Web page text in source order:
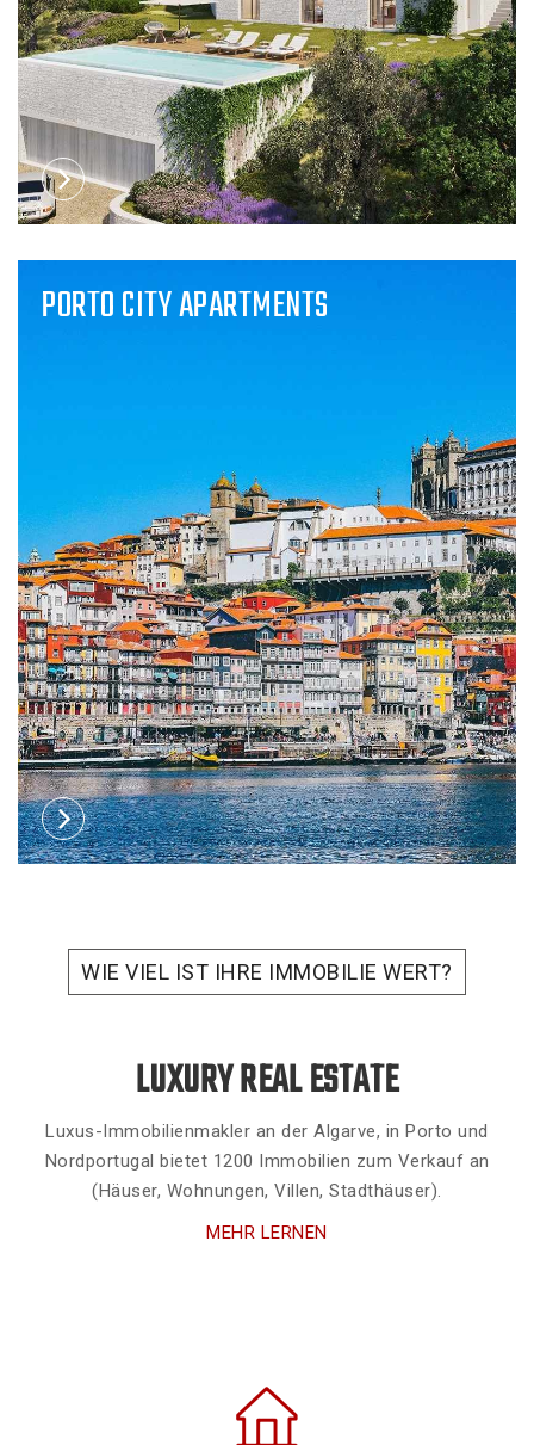
PORTO CITY APARTMENTS
WIE VIEL IST IHRE IMMOBILIE WERT?
LUXURY REAL ESTATE
Luxus-Immobilienmakler an der Algarve, in Porto und
Nordportugal bietet 1200 Immobilien zum Verkauf an
(Häuser, Wohnungen, Villen, Stadthäuser).
MEHR LERNEN